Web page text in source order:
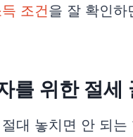
조건을 잘 확인하
를 위한 절세
대 놓치면 안 되는